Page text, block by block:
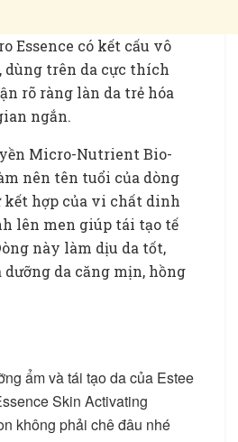
Essence có kết cấu vô
dùng trên da cực thích
rõ ràng làn da trẻ hóa
ngắn.
Micro-Nutrient Bio-
nên tên tuổi của dòng
kết hợp của vi chất dinh
lên men giúp tái tạo tế
này làm dịu da tốt,
da căng mịn, hồng
ẩm và tái tạo da của Estee
Skin Activating
không phải chê đâu nhé